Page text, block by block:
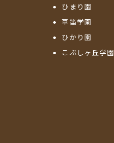
ひまり園
草笛学園
ひかり園
こぶしヶ丘学園